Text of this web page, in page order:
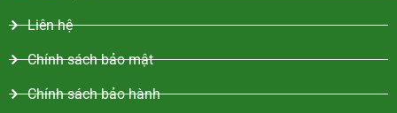
Liên hệ
Chính sách bảo mật
Chính sách bảo hành